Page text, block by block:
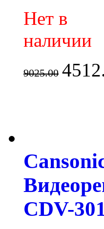
Нет в
наличии
9025.00
CDV-